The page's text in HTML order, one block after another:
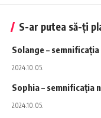
S-ar putea să-ți
Solange –
2024.10.05.
Sophia – semnificația
2024.10.05.